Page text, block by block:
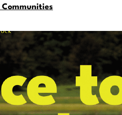
Communities